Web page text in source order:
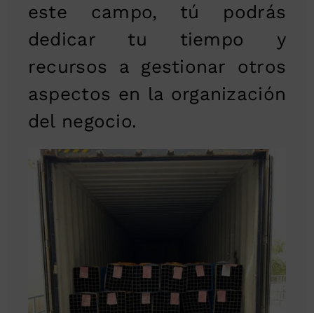
este campo, tú podrás
dedicar tu tiempo y
recursos a gestionar otros
aspectos en la organización
del negocio.